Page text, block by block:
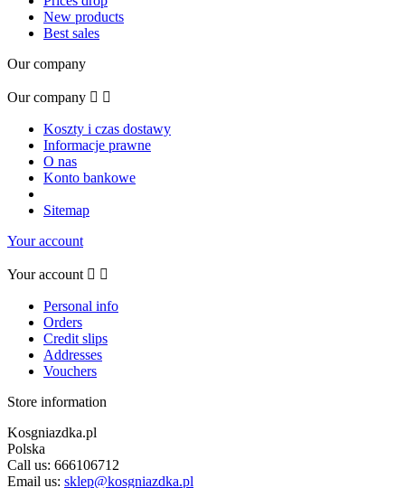
New products
Best sales
Our company
Our company  
Koszty i czas dostawy
Informacje prawne
O nas
Konto bankowe
Sitemap
Your account
Your account  
Personal info
Orders
Credit slips
Addresses
Vouchers
Store information
Kosgniazdka.pl
Polska
Call us: 666106712
Email us: sklep@kosgniazdka.pl